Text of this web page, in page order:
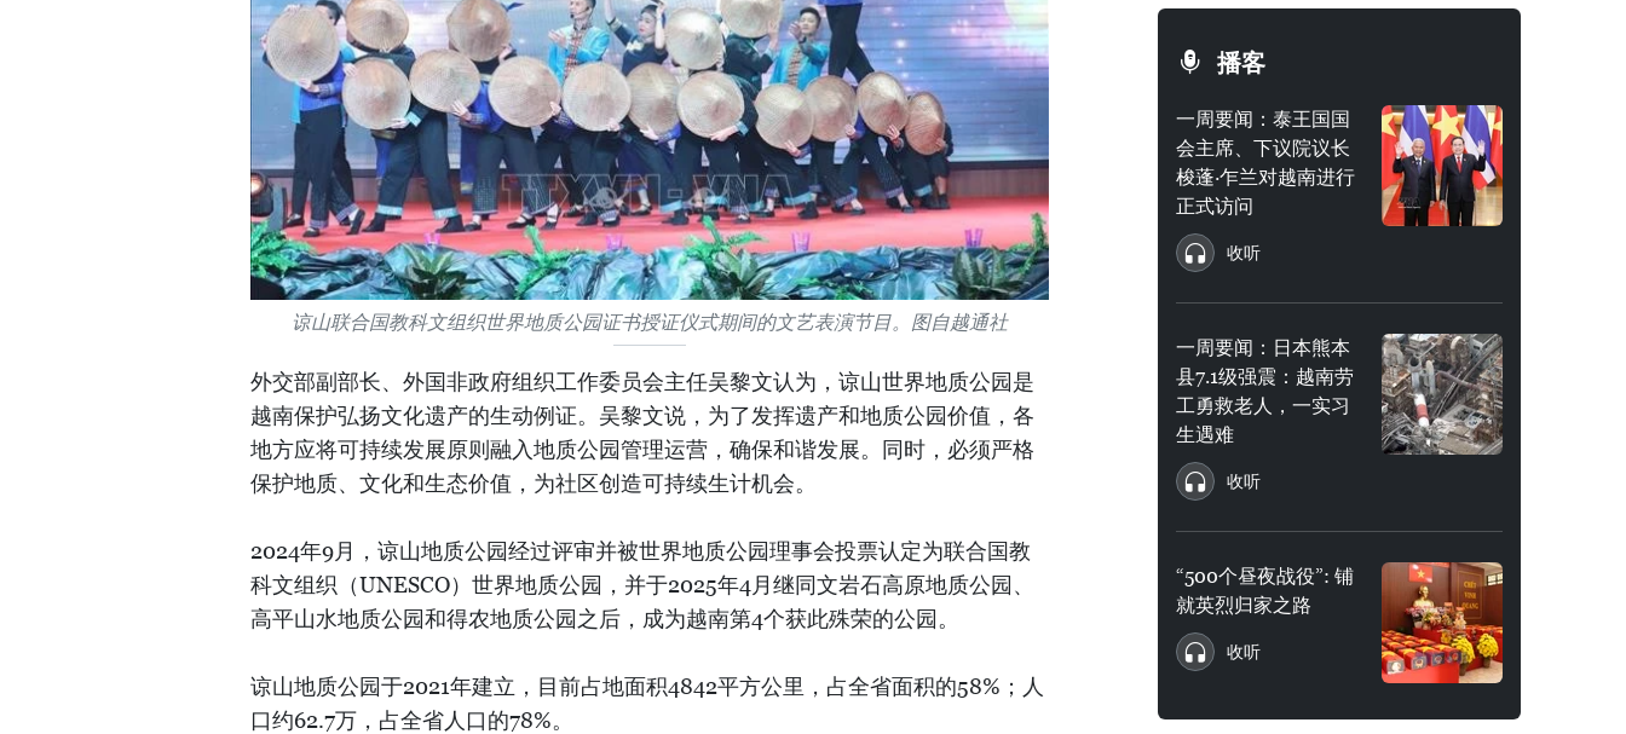
谅山联合国教科文组织世界地质公园证书授证仪式期间的文艺表演节目。图自越通社
外交部副部长、外国非政府组织工作委员会主任吴黎文认为，谅山世界地质公园是
越南保护弘扬文化遗产的生动例证。吴黎文说，为了发挥遗产和地质公园价值，各
地方应将可持续发展原则融入地质公园管理运营，确保和谐发展。同时，必须严格
保护地质、文化和生态价值，为社区创造可持续生计机会。
2024年9月，谅山地质公园经过评审并被世界地质公园理事会投票认定为联合国教
科文组织（UNESCO）世界地质公园，并于2025年4月继同文岩石高原地质公园、
高平山水地质公园和得农地质公园之后，成为越南第4个获此殊荣的公园。
谅山地质公园于2021年建立，目前占地面积4842平方公里，占全省面积的58%；人
口约62.7万，占全省人口的78%。
播客
一周要闻：泰王国国
会主席、下议院议长
梭蓬·乍兰对越南进行
正式访问
收听
一周要闻：日本熊本
县7.1级强震：越南劳
工勇救老人，一实习
生遇难
收听
“500个昼夜战役”: 铺
就英烈归家之路
收听